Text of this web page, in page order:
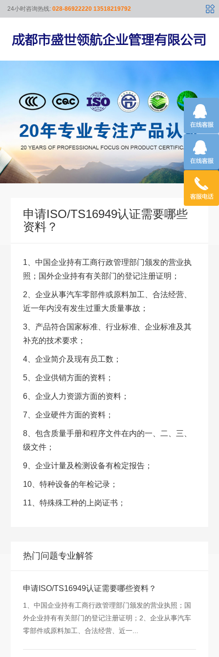
24小时咨询热线: 028-86922220 13518219792
申请ISO/TS16949认证需要哪些
资料？
1、中国企业持有工商行政管理部门颁发的营业执
照；国外企业持有有关部门的登记注册证明；
2、企业从事汽车零部件或原料加工、合法经营、
近一年内没有发生过重大质量事故；
3、产品符合国家标准、行业标准、企业标准及其
补充的技术要求；
4、企业简介及现有员工数；
5、企业供销方面的资料；
6、企业人力资源方面的资料；
7、企业硬件方面的资料；
8、包含质量手册和程序文件在内的一、二、三、
级文件；
9、企业计量及检测设备有检定报告；
10、特种设备的年检记录；
11、特殊殊工种的上岗证书；
热门问题专业解答
申请ISO/TS16949认证需要哪些资料？
1、中国企业持有工商行政管理部门颁发的营业执照；国
外企业持有有关部门的登记注册证明；2、企业从事汽车
零部件或原料加工、合法经营、近一...